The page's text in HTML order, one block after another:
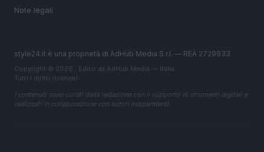
Note legali
style24.it è una proprietà di AdHub Media S.r.l. — REA 2729933
Copyright © 2026 · Edito da AdHub Media — Italia
Tutti i diritti riservati
I contenuti sono curati dalla redazione con il supporto di strumenti digitali e
realizzati in collaborazione con autori indipendenti.